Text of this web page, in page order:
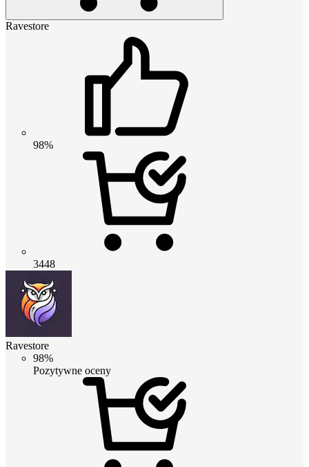
Ravestore
98%
3448
Ravestore
98%
Pozytywne oceny